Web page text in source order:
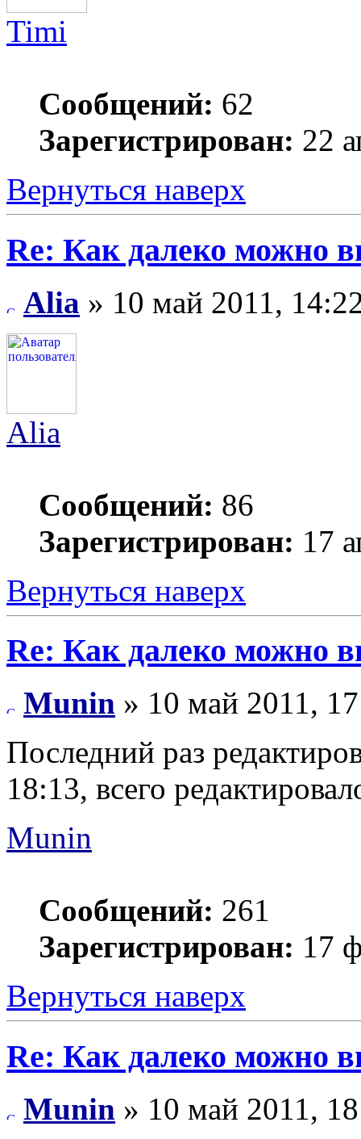
Timi
Сообщений: 62
Зарегистрирован: 22
Вернуться наверх
Re: Как далеко можно
Alia » 10 май 2011,
Alia
Сообщений: 86
Зарегистрирован: 17
Вернуться наверх
Re: Как далеко можно
Munin » 10 май 2011,
Последний раз
18:13, всего
Munin
Сообщений: 261
Зарегистрирован: 17
Вернуться наверх
Re: Как далеко можно
Munin » 10 май 2011,